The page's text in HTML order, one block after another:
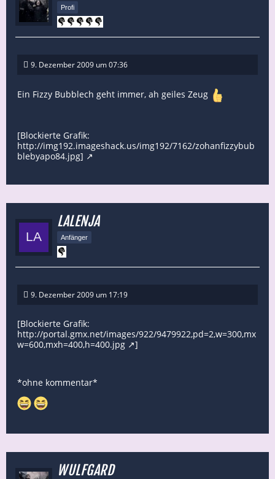
Profi
9. Dezember 2009 um 07:36
Ein Fizzy Bubblech geht immer, ah geiles Zeug
[Blockierte Grafik:
http://img192.imageshack.us/img192/7162/zohanfizzybub
blebyapo84.jpg]
LALENJA
Anfänger
9. Dezember 2009 um 17:19
[Blockierte Grafik:
http://portal.gmx.net/images/922/9479922,pd=2,w=300,mx
w=600,mxh=400,h=400.jpg
]
*ohne kommentar*
WULFGARD